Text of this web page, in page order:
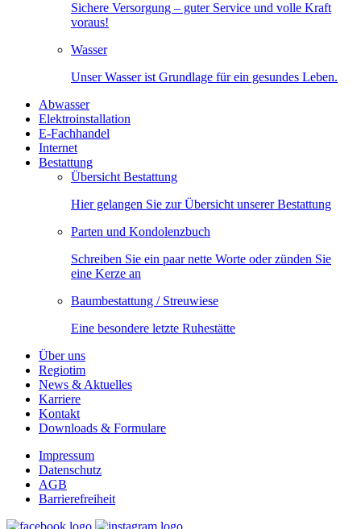
Sichere Versorgung – guter Service und volle Kraft
voraus!
Wasser
Unser Wasser ist Grundlage für ein gesundes Leben.
Abwasser
Elektroinstallation
E-Fachhandel
Internet
Bestattung
Übersicht Bestattung
Hier gelangen Sie zur Übersicht unserer Bestattung
Parten und Kondolenzbuch
Schreiben Sie ein paar nette Worte oder zünden Sie
eine Kerze an
Baumbestattung / Streuwiese
Eine besondere letzte Ruhestätte
Über uns
Regiotim
News & Aktuelles
Karriere
Kontakt
Downloads & Formulare
Impressum
Datenschutz
AGB
Barrierefreiheit